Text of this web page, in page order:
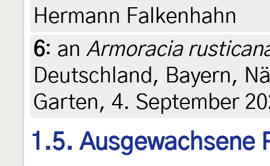
Hermann Falkenhahn
6: an Armoracia
Deutschland, Bayern,
Garten, 4. September
1.5. Ausgewachsene